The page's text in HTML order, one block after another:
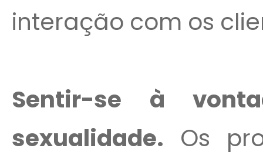
interação com os
Sentir-se à
sexualidade. Os